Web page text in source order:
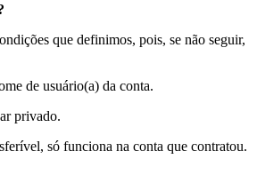
que definimos, pois, se não seguir,
de usuário(a) da conta.
privado.
só funciona na conta que contratou.